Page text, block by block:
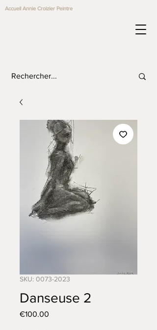
Accueil Annie Croizier Peintre
SKU: 0073-2023
Danseuse 2
€100.00